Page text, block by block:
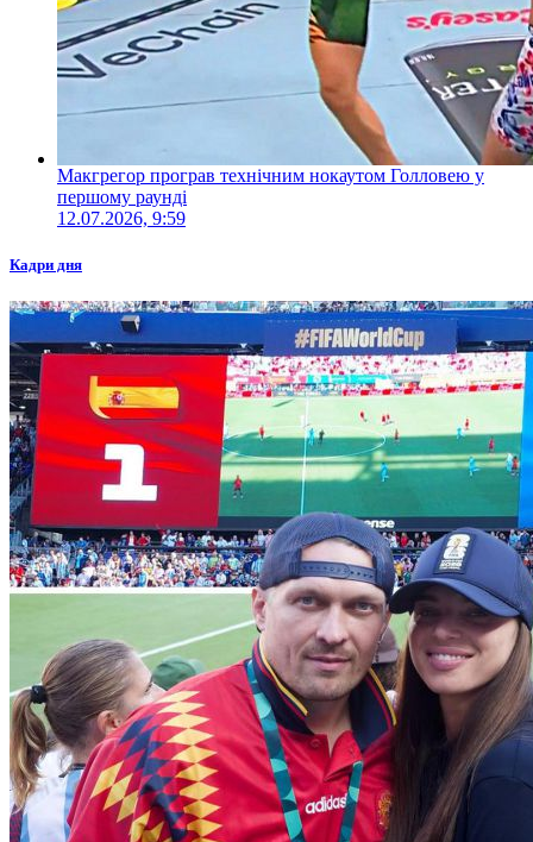
Макгрегор програв технічним нокаутом Голловею у
першому раунді
12.07.2026, 9:59
Кадри дня